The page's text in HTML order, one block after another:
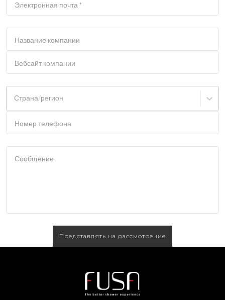
Электронная почта *
Название компании
Вебсайт компании
Страна/регион
Номер телефона
Сообщение
Представлять на рассмотрение